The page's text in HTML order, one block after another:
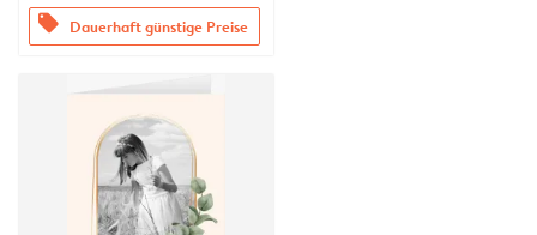
offers Dauerhaft günstige Preise